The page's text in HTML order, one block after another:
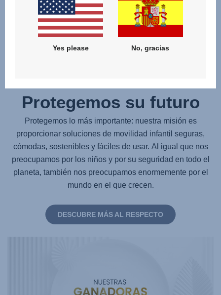
Protegemos su futuro
Protegemos lo más importante: nuestra misión es
proporcionar soluciones de movilidad infantil seguras,
cómodas, sostenibles y fáciles de usar. Al igual que nos
preocupamos por los niños y por su seguridad en todo el
planeta, también nos preocupamos enormemente por el
mundo en el que crecen.
DESCUBRE MÁS AL RESPECTO
Yes please No, gracias